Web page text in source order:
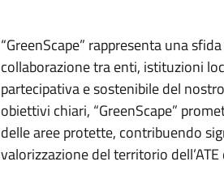
“GreenScape” rappresenta una
collaborazione tra enti, istituzioni
partecipativa e sostenibile del
obiettivi chiari, “GreenScape”
delle aree protette, contribuendo
valorizzazione del territorio